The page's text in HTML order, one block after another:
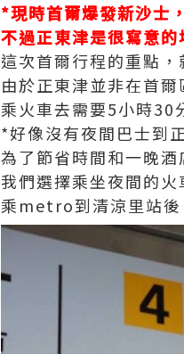
*現時首爾爆發新沙士
不過正東津是很寫意
這次首爾行程的重點，
由於正東津並非在首爾
乘火車去需要5小時
*好像沒有夜間巴士到
為了節省時間和一晚酒
我們選擇乘坐夜間的火
乘metro到清涼里站後